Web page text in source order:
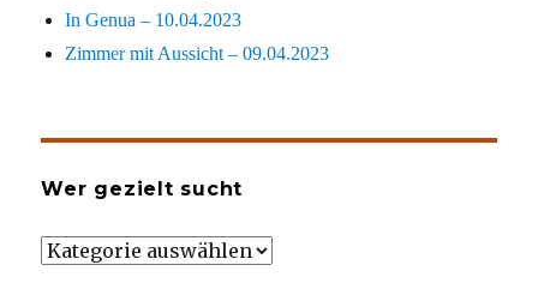
In Genua – 10.04.2023
Zimmer mit Aussicht – 09.04.2023
Wer gezielt sucht
Wer